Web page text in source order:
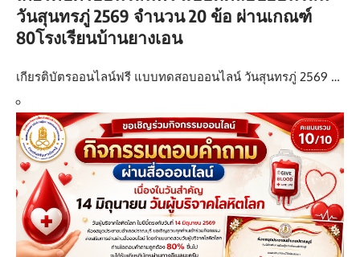
วันสุนทรภู่ 2569 จำนวน 20 ข้อ ผ่านเกณฑ์
80โรงเรียนบ้านยางเอน
เกียรติบัตรออนไลน์ฟรี แบบทดสอบออนไลน์ วันสุนทรภู่ 2569 …